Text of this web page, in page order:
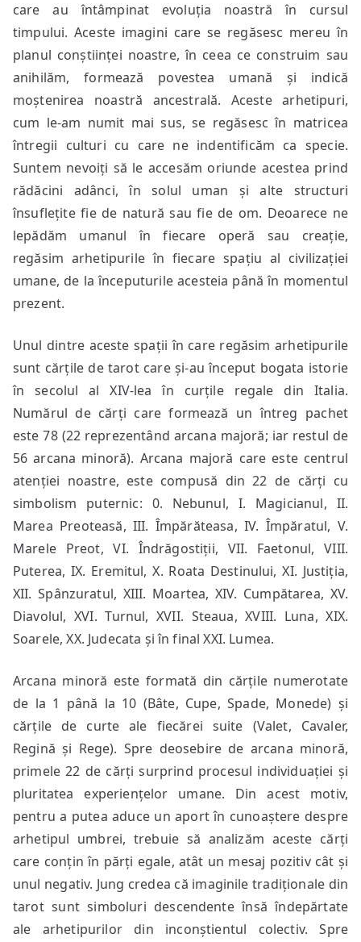
care au întâmpinat evoluția noastră în cursul
timpului. Aceste imagini care se regăsesc mereu în
planul conștiinței noastre, în ceea ce construim sau
anihilăm, formează povestea umană și indică
moștenirea noastră ancestrală. Aceste arhetipuri,
cum le-am numit mai sus, se regăsesc în matricea
întregii culturi cu care ne indentificăm ca specie.
Suntem nevoiți să le accesăm oriunde acestea prind
rădăcini adânci, în solul uman și alte structuri
însuflețite fie de natură sau fie de om. Deoarece ne
lepădăm umanul în fiecare operă sau creație,
regăsim arhetipurile în fiecare spațiu al civilizației
umane, de la începuturile acesteia până în momentul
prezent.
Unul dintre aceste spații în care regăsim arhetipurile
sunt cărțile de tarot care și-au început bogata istorie
în secolul al XIV-lea în curțile regale din Italia.
Numărul de cărți care formează un întreg pachet
este 78 (22 reprezentând arcana majoră; iar restul de
56 arcana minoră). Arcana majoră care este centrul
atenției noastre, este compusă din 22 de cărți cu
simbolism puternic: 0. Nebunul, I. Magicianul, II.
Marea Preoteasă, III. Împărăteasa, IV. Împăratul, V.
Marele Preot, VI. Îndrăgostiții, VII. Faetonul, VIII.
Puterea, IX. Eremitul, X. Roata Destinului, XI. Justiția,
XII. Spânzuratul, XIII. Moartea, XIV. Cumpătarea, XV.
Diavolul, XVI. Turnul, XVII. Steaua, XVIII. Luna, XIX.
Soarele, XX. Judecata și în final XXI. Lumea.
Arcana minoră este formată din cărțile numerotate
de la 1 până la 10 (Bâte, Cupe, Spade, Monede) și
cărțile de curte ale fiecărei suite (Valet, Cavaler,
Regină și Rege). Spre deosebire de arcana minoră,
primele 22 de cărți surprind procesul individuației și
pluritatea experiențelor umane. Din acest motiv,
pentru a putea aduce un aport în cunoaștere despre
arhetipul umbrei, trebuie să analizăm aceste cărți
care conțin în părți egale, atât un mesaj pozitiv cât și
unul negativ. Jung credea că imaginile tradiționale din
tarot sunt simboluri descendente însă îndepărtate
ale arhetipurilor din inconștientul colectiv. Spre